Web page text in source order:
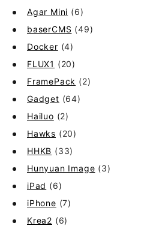
Agar Mini (6)
baserCMS (49)
Docker (4)
FLUX1 (20)
FramePack (2)
Gadget (64)
Hailuo (2)
Hawks (20)
HHKB (33)
Hunyuan Image (3)
iPad (6)
iPhone (7)
Krea2 (6)